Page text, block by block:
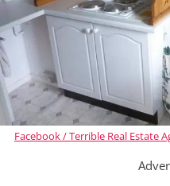
Facebook / Terrible Real Estate